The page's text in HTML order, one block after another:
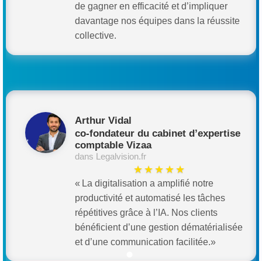
de gagner en efficacité et d’impliquer
davantage nos équipes dans la réussite
collective.
Arthur Vidal
co-fondateur du cabinet d’expertise
comptable Vizaa
dans Legalvision.fr
★★★★★
« La digitalisation a amplifié notre
productivité et automatisé les tâches
répétitives grâce à l’IA. Nos clients
bénéficient d’une gestion dématérialisée
et d’une communication facilitée.»